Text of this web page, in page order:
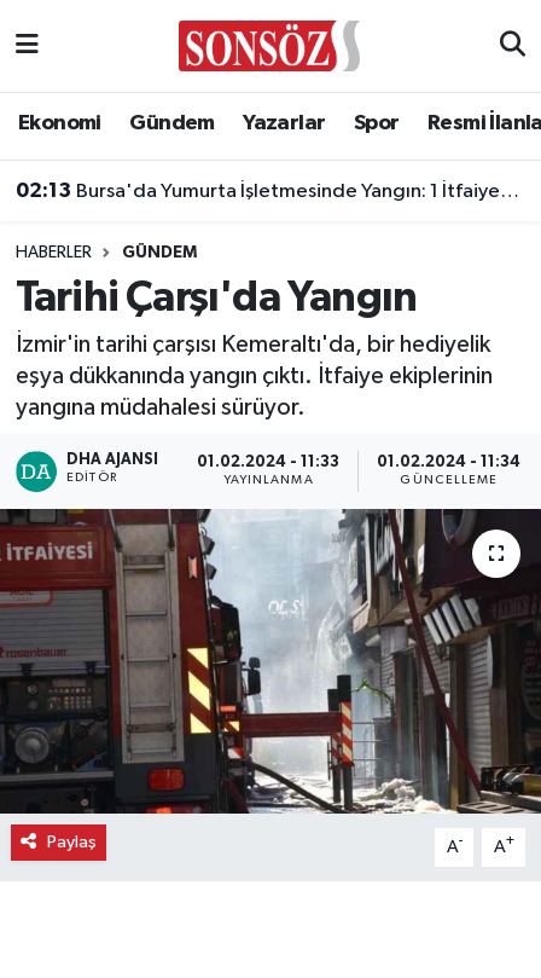
Ekonomi Gündem Yazarlar Spor Resmi
02:13 Bursa'da Yumurta İşletmesinde Yangın: 1 İtfaiyeci Dumandan Etkilendi
HABERLER GÜNDEM
Tarihi Çarşı'da Yangın
İzmir'in tarihi çarşısı Kemeraltı'da, bir hediyelik
eşya dükkanında yangın çıktı. İtfaiye ekiplerinin
yangına müdahalesi sürüyor.
DHA AJANSI
EDITÖR
01.02.2024 - 11:33
YAYINLANMA
01.02.2024 - 11:34
GÜNCELLEME
Paylaş A- A+
Asayiş
Biyografi
Çevre
Diğer
Dünya
Eğitim
Ekonomi
Eleman
Emlak
Gündem
Gurme
Ankara Nöbetçi Eczaneler
Ankara Trafik Yoğunluk Haritası
Süper Lig Puan Durumu ve Fikstür
Tüm Manşetler
Son Dakika Haberleri
Haber Arşivi